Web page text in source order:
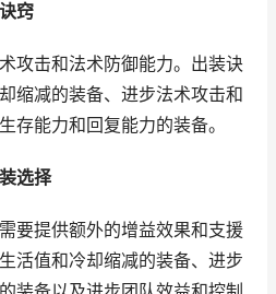
窍
攻击和法术防御能力。出装诀
缩减的装备、进步法术攻击和
存能力和回复能力的装备。
选择
要提供额外的增益效果和支援
活值和冷却缩减的装备、进步